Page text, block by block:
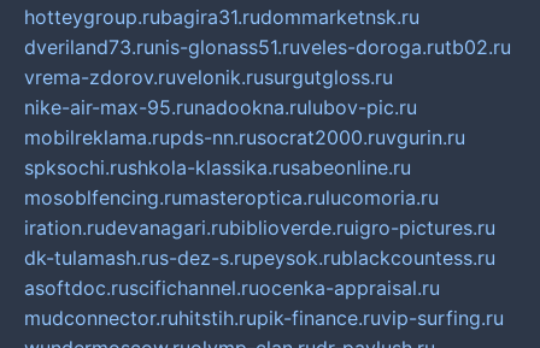
hotteygroup.rubagira31.rudommarketnsk.ru
dveriland73.runis-glonass51.ruveles-doroga.rutb02.ru
vrema-zdorov.ruvelonik.rusurgutgloss.ru
nike-air-max-95.runadookna.rulubov-pic.ru
mobilreklama.rupds-nn.rusocrat2000.ruvgurin.ru
spksochi.rushkola-klassika.rusabeonline.ru
mosoblfencing.rumasteroptica.rulucomoria.ru
iration.rudevanagari.rubiblioverde.ruigro-pictures.ru
dk-tulamash.rus-dez-s.rupeysok.rublackcountess.ru
asoftdoc.ruscifichannel.ruocenka-appraisal.ru
mudconnector.ruhitstih.rupik-finance.ruvip-surfing.ru